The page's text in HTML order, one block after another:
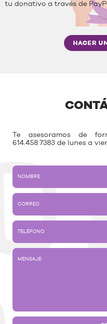
tu donativo a través de
HACER
Te asesoramos de
614.458.7383 de lunes a